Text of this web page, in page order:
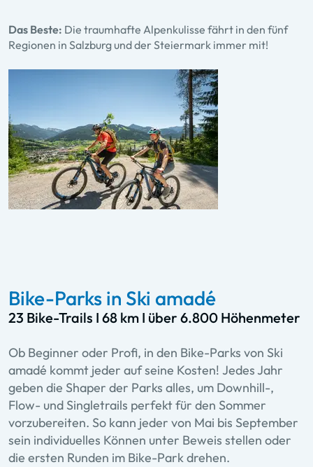
Das Beste: Die traumhafte Alpenkulisse fährt in den fünf
Regionen in Salzburg und der Steiermark immer mit!
Bike-Parks in Ski amadé
23 Bike-Trails I 68 km I über 6.800 Höhenmeter
Ob Beginner oder Profi, in den Bike-Parks von Ski
amadé kommt jeder auf seine Kosten! Jedes Jahr
geben die Shaper der Parks alles, um Downhill-,
Flow- und Singletrails perfekt für den Sommer
vorzubereiten. So kann jeder von Mai bis September
sein individuelles Können unter Beweis stellen oder
die ersten Runden im Bike-Park drehen.